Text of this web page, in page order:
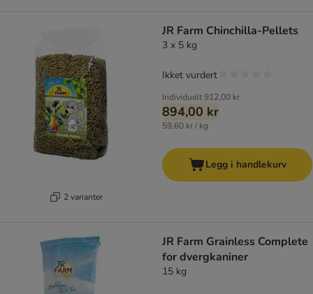
2 varianter
JR Farm Chinchilla-Pellets
3 x 5 kg
Individuelt912,00 kr
894,00 kr
59,60 kr / kg
Ikket vurdert
Legg i handlekurv
JR Farm Grainless Complete
for dvergkaniner
15 kg